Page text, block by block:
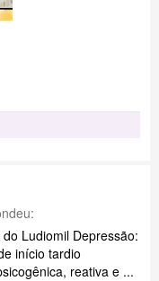
Ludiomil Depressão:
início tardio
reativa e ...